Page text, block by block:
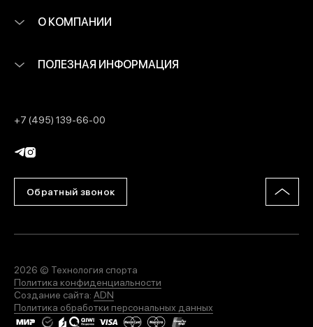
О КОМПАНИИ
ПОЛЕЗНАЯ ИНФОРМАЦИЯ
+7 (495) 139-66-00
Обратный звонок
2026 © Технология спорта
Политика конфиденциальности
Создание сайта: ADN
Политика обработки персональных данных